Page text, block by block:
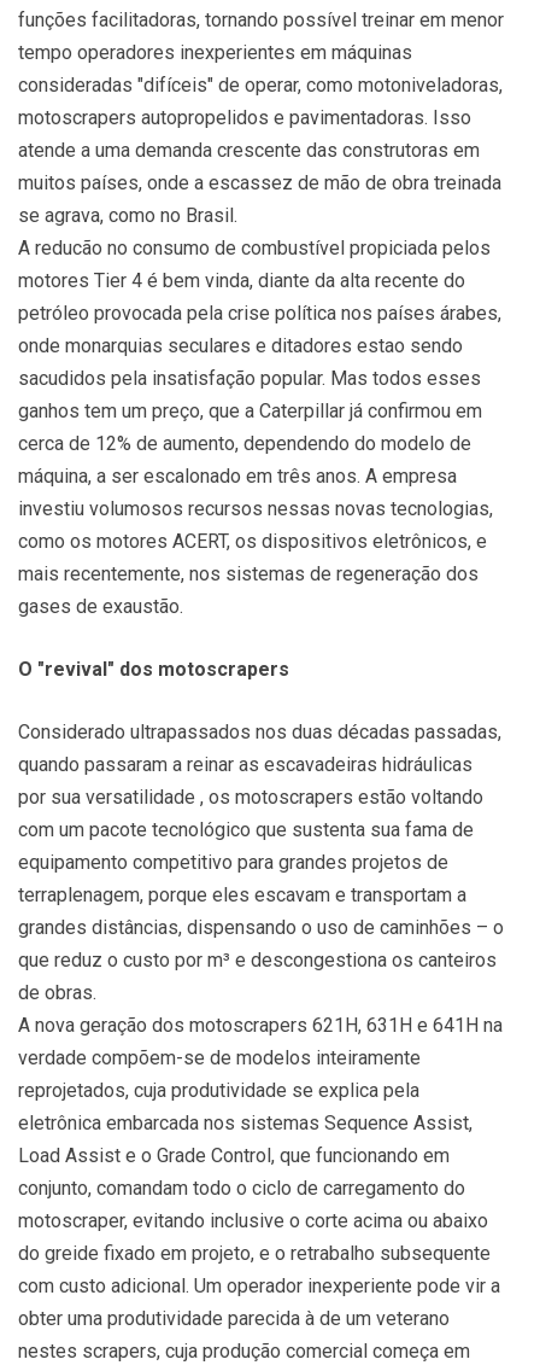
funções facilitadoras, tornando possível treinar em menor
tempo operadores inexperientes em máquinas
consideradas "difíceis" de operar, como motoniveladoras,
motoscrapers autopropelidos e pavimentadoras. Isso
atende a uma demanda crescente das construtoras em
muitos países, onde a escassez de mão de obra treinada
se agrava, como no Brasil.
A reducão no consumo de combustível propiciada pelos
motores Tier 4 é bem vinda, diante da alta recente do
petróleo provocada pela crise política nos países árabes,
onde monarquias seculares e ditadores estao sendo
sacudidos pela insatisfação popular. Mas todos esses
ganhos tem um preço, que a Caterpillar já confirmou em
cerca de 12% de aumento, dependendo do modelo de
máquina, a ser escalonado em três anos. A empresa
investiu volumosos recursos nessas novas tecnologias,
como os motores ACERT, os dispositivos eletrônicos, e
mais recentemente, nos sistemas de regeneração dos
gases de exaustão.
O "revival" dos motoscrapers
Considerado ultrapassados nos duas décadas passadas,
quando passaram a reinar as escavadeiras hidráulicas
por sua versatilidade , os motoscrapers estão voltando
com um pacote tecnológico que sustenta sua fama de
equipamento competitivo para grandes projetos de
terraplenagem, porque eles escavam e transportam a
grandes distâncias, dispensando o uso de caminhões – o
que reduz o custo por m³ e descongestiona os canteiros
de obras.
A nova geração dos motoscrapers 621H, 631H e 641H na
verdade compõem-se de modelos inteiramente
reprojetados, cuja produtividade se explica pela
eletrônica embarcada nos sistemas Sequence Assist,
Load Assist e o Grade Control, que funcionando em
conjunto, comandam todo o ciclo de carregamento do
motoscraper, evitando inclusive o corte acima ou abaixo
do greide fixado em projeto, e o retrabalho subsequente
com custo adicional. Um operador inexperiente pode vir a
obter uma produtividade parecida à de um veterano
nestes scrapers, cuja produção comercial começa em